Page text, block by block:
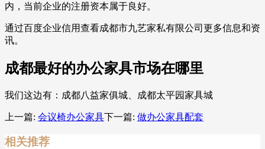
内，当前企业的注册资本属于良好。
通过百度企业信用查看成都市九艺家私有限公司更多信息和资
讯。
成都最好的办公家具市场在哪里
我们这边有：成都八益家俱城、成都太平园家具城
上一篇: 会议椅办公家具下一篇: 做办公家具配套
相关推荐